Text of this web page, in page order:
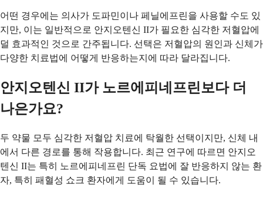
어떤 경우에는 의사가 도파민이나 페닐에프린을 사용할 수도 있
지만, 이는 일반적으로 안지오텐신 II가 필요한 심각한 저혈압에
덜 효과적인 것으로 간주됩니다. 선택은 저혈압의 원인과 신체가
다양한 치료법에 어떻게 반응하는지에 따라 달라집니다.
안지오텐신 II가 노르에피네프린보다 더
나은가요?
두 약물 모두 심각한 저혈압 치료에 탁월한 선택이지만, 신체 내
에서 다른 경로를 통해 작용합니다. 최근 연구에 따르면 안지오
텐신 II는 특히 노르에피네프린 단독 요법에 잘 반응하지 않는 환
자, 특히 패혈성 쇼크 환자에게 도움이 될 수 있습니다.